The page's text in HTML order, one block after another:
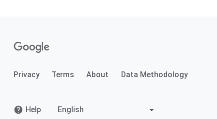
Privacy Terms About Data Methodology
Help